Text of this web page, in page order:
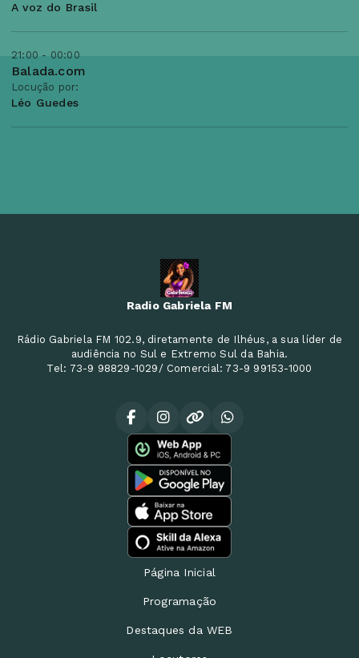
A voz do Brasil
21:00 - 00:00
Balada.com
Locução por:
Léo Guedes
Radio Gabriela FM
Rádio Gabriela FM 102.9, diretamente de Ilhéus, a sua líder de
audiência no Sul e Extremo Sul da Bahia.
Tel: 73-9 98829-1029/ Comercial: 73-9 99153-1000
Página Inicial
Programação
Destaques da WEB